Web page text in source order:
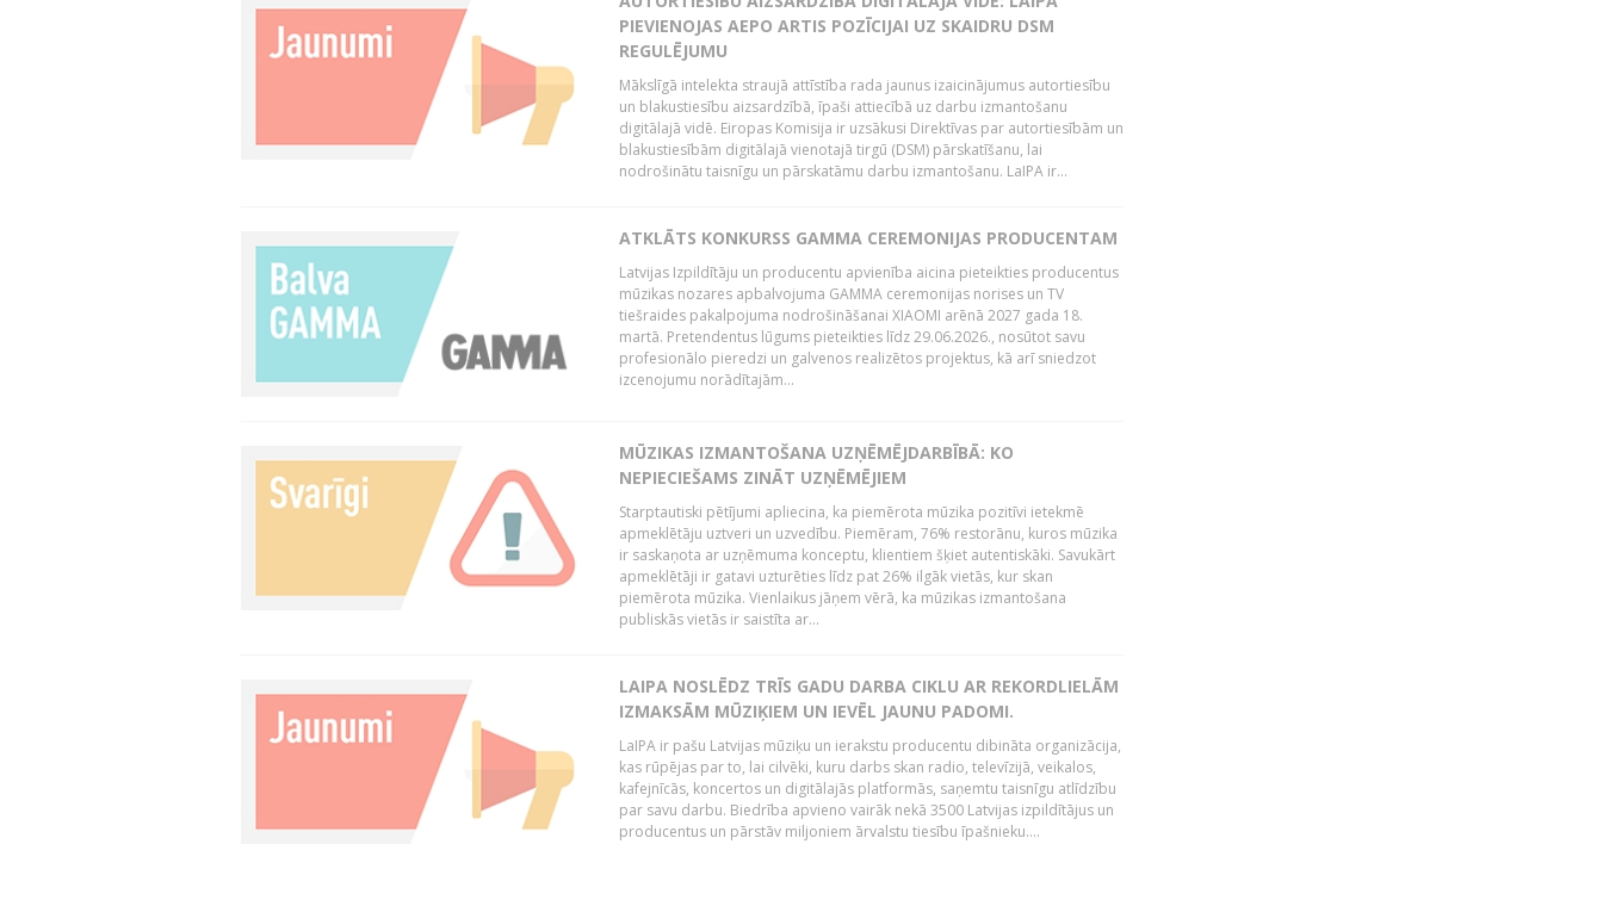
PIEVIENOJAS AEPO ARTIS POZĪCIJAI UZ SKAIDRU DSM
REGULĒJUMU
Mākslīgā intelekta straujā attīstība rada jaunus izaicinājumus autortiesību
un blakustiesību aizsardzībā, īpaši attiecībā uz darbu izmantošanu
digitālajā vidē. Eiropas Komisija ir uzsākusi Direktīvas par autortiesībām un
blakustiesībām digitālajā vienotajā tirgū (DSM) pārskatīšanu, lai
nodrošinātu taisnīgu un pārskatāmu darbu izmantošanu. LaIPA ir...
ATKLĀTS KONKURSS GAMMA CEREMONIJAS PRODUCENTAM
Latvijas Izpildītāju un producentu apvienība aicina pieteikties producentus
mūzikas nozares apbalvojuma GAMMA ceremonijas norises un TV
tiešraides pakalpojuma nodrošināšanai XIAOMI arēnā 2027 gada 18.
martā. Pretendentus lūgums pieteikties līdz 29.06.2026., nosūtot savu
profesionālo pieredzi un galvenos realizētos projektus, kā arī sniedzot
izcenojumu norādītajām...
MŪZIKAS IZMANTOŠANA UZŅĒMĒJDARBĪBĀ: KO
NEPIECIEŠAMS ZINĀT UZŅĒMĒJIEM
Starptautiski pētījumi apliecina, ka piemērota mūzika pozitīvi ietekmē
apmeklētāju uztveri un uzvedību. Piemēram, 76% restorānu, kuros mūzika
ir saskaņota ar uzņēmuma konceptu, klientiem šķiet autentiskāki. Savukārt
apmeklētāji ir gatavi uzturēties līdz pat 26% ilgāk vietās, kur skan
piemērota mūzika. Vienlaikus jāņem vērā, ka mūzikas izmantošana
publiskās vietās ir saistīta ar...
LAIPA NOSLĒDZ TRĪS GADU DARBA CIKLU AR REKORDLIELĀM
IZMAKSĀM MŪZIĶIEM UN IEVĒL JAUNU PADOMI.
LaIPA ir pašu Latvijas mūziķu un ierakstu producentu dibināta organizācija,
kas rūpējas par to, lai cilvēki, kuru darbs skan radio, televīzijā, veikalos,
kafejnīcās, koncertos un digitālajās platformās, saņemtu taisnīgu atlīdzību
par savu darbu. Biedrība apvieno vairāk nekā 3500 Latvijas izpildītājus un
producentus un pārstāv miljoniem ārvalstu tiesību īpašnieku....